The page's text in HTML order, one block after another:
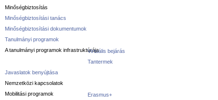
Minőségbiztosítás
Minőségbiztosítási tanács
Minőségbiztosítási dokumentumok
Tanulmányi programok
A tanulmányi programok infrastruktúrájaVirtuális bejárás
Tantermek
Javaslatok benyújtása
Nemzetközi kapcsolatok
Mobilitási programok
Erasmus+